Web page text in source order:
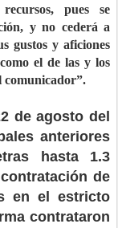
pues se
y no cederá a
gustos y aficiones
el de las y los
comunicador”.
de agosto del
anteriores
hasta 1.3
de
en el estricto
contrataron